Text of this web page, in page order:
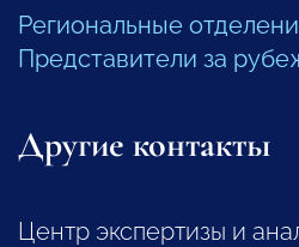
Региональные
Представители за
Другие контакты
Центр экспертизы и